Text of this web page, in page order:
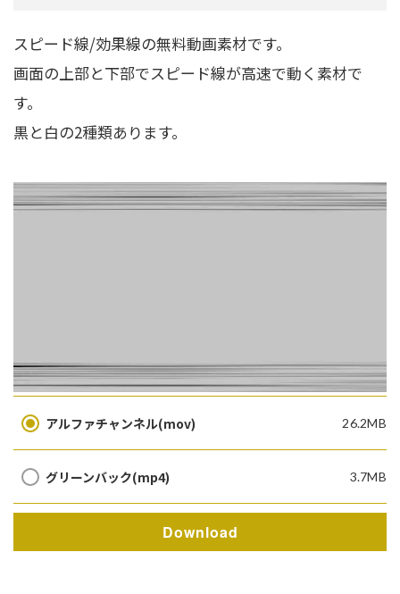
スピード線/効果線の無料動画素材です。
画面の上部と下部でスピード線が高速で動く素材で
す。
黒と白の2種類あります。
アルファチャンネル(mov) 26.2MB
グリーンバック(mp4) 3.7MB
Download